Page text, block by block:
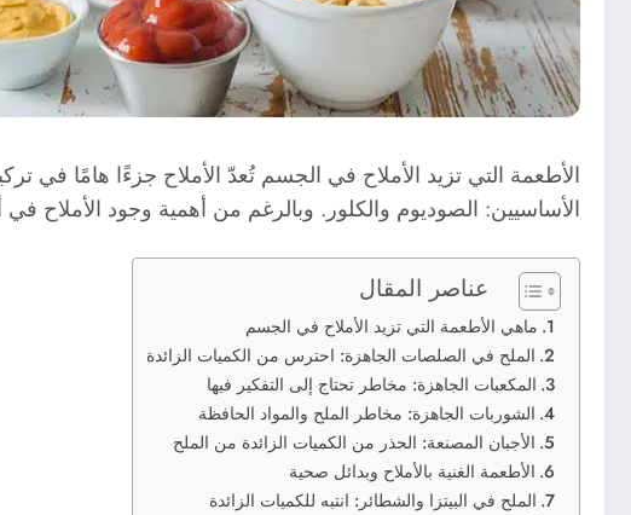
الأطعمة التي تزيد الأملاح في الجسم تُعدّ الأملاح جزءًا هامًا في
الأساسيين: الصوديوم والكلور. وبالرغم من أهمية وجود الأملاح
عناصر المقال
ماهي الأطعمة التي تزيد الأملاح في الجسم
الملح في الصلصات الجاهزة: احترس من الكميات الزائدة
المكعبات الجاهزة: مخاطر تحتاج إلى التفكير فيها
الشوربات الجاهزة: مخاطر الملح والمواد الحافظة
الأجبان المصنعة: الحذر من الكميات الزائدة من الملح
الأطعمة الغنية بالأملاح وبدائل صحية
الملح في البيتزا والشطائر: انتبه للكميات الزائدة